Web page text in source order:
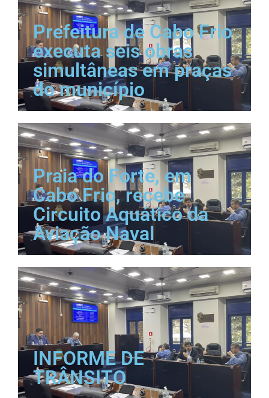
Prefeitura de Cabo Frio
executa seis obras
simultâneas em praças
do município
Praia do Forte, em
Cabo Frio, recebe
Circuito Aquático da
Aviação Naval
INFORME DE
TRÂNSITO